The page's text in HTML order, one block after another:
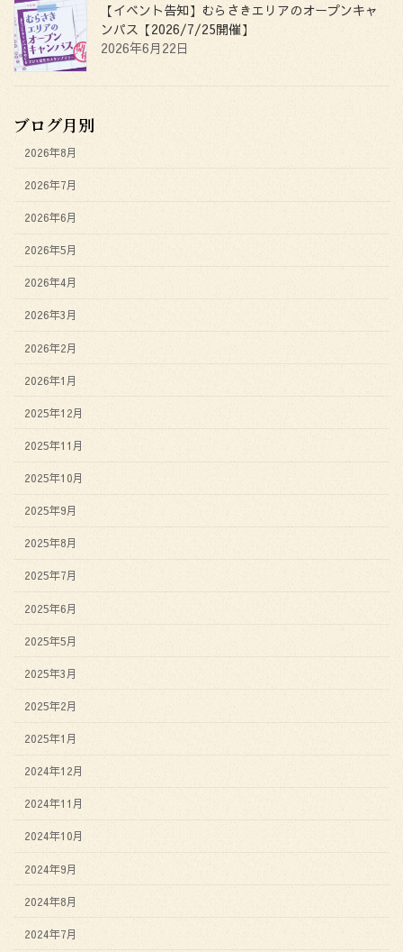
【イベント告知】むらさきエリアのオープンキャ
ンパス【2026/7/25開催】
2026年6月22日
ブログ月別
2026年8月
2026年7月
2026年6月
2026年5月
2026年4月
2026年3月
2026年2月
2026年1月
2025年12月
2025年11月
2025年10月
2025年9月
2025年8月
2025年7月
2025年6月
2025年5月
2025年3月
2025年2月
2025年1月
2024年12月
2024年11月
2024年10月
2024年9月
2024年8月
2024年7月